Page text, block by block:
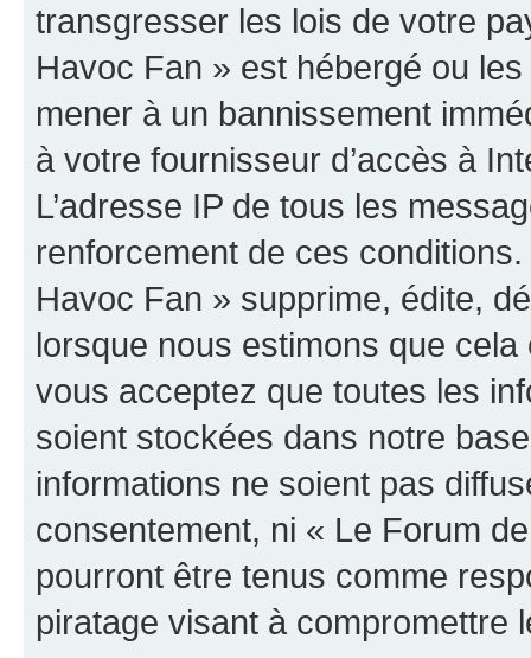
transgresser les lois de votre
Havoc Fan » est hébergé ou
mener à un bannissement
à votre fournisseur d’accès à
L’adresse IP de tous les
renforcement de ces
Havoc Fan » supprime, édite,
lorsque nous estimons que cela
vous acceptez que toutes les
soient stockées dans notre
informations ne soient pas
consentement, ni « Le Forum
pourront être tenus comme
piratage visant à compromettre